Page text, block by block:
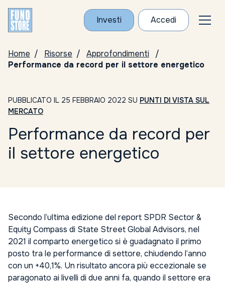
Investi Accedi
Home Risorse
Approfondimenti
Performance da record per il settore energetico
PUBBLICATO IL 25 FEBBRAIO 2022 SU PUNTI DI VISTA SUL
MERCATO
Performance da record per
il settore energetico
Secondo l’ultima edizione del report SPDR Sector &
Equity Compass di State Street Global Advisors, nel
2021 il comparto energetico si è guadagnato il primo
posto tra le performance di settore, chiudendo l’anno
con un +40,1%. Un risultato ancora più eccezionale se
paragonato ai livelli di due anni fa, quando il settore era